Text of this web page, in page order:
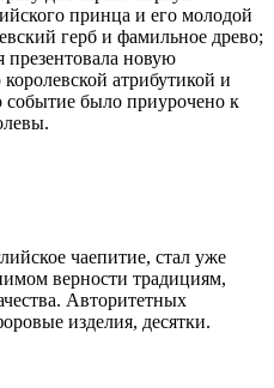
принца и его молодой
герб и фамильное древо;
новую
атрибутикой и
было приурочено к
чаепитие, стал уже
верности традициям,
Авторитетных
изделия, десятки.